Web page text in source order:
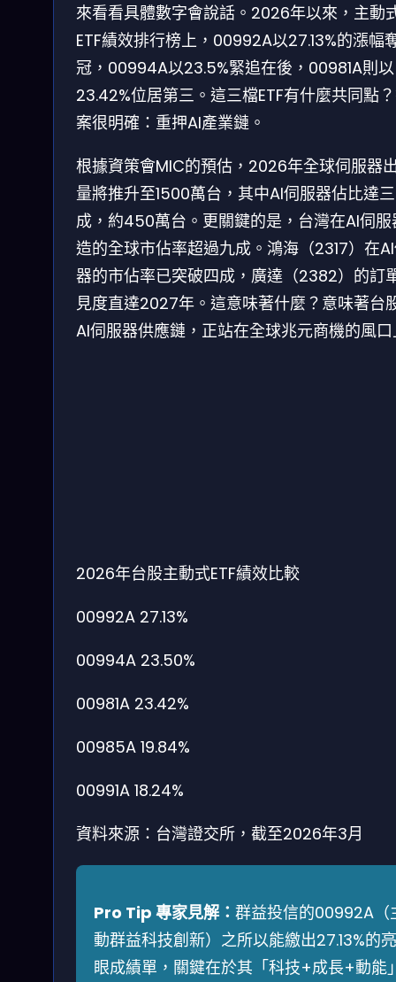
來看看具體數字會說話。2026年以來，主動
ETF績效排行榜上，00992A以27.13%的漲幅
冠，00994A以23.5%緊追在後，00981A則以
23.42%位居第三。這三檔ETF有什麼共同點
案很明確：重押AI產業鏈。
根據資策會MIC的預估，2026年全球伺服器
量將推升至1500萬台，其中AI伺服器佔比達三
成，約450萬台。更關鍵的是，台灣在AI伺服
造的全球市佔率超過九成。鴻海（2317）在
器的市佔率已突破四成，廣達（2382）的訂
見度直達2027年。這意味著什麼？意味著台
AI伺服器供應鏈，正站在全球兆元商機的風
2026年台股主動式ETF績效比較
00992A 27.13%
00994A 23.50%
00981A 23.42%
00985A 19.84%
00991A 18.24%
資料來源：台灣證交所，截至2026年3月
Pro Tip 專家見解： 群益投信的00992A（
動群益科技創新）之所以能繳出27.13%的亮
眼成績單，關鍵在於其「科技+成長+動能